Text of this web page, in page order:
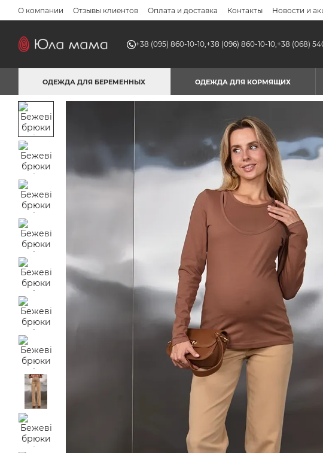
Перейти к основному контенту
О компании Отзывы клиентов Оплата и доставка Контакты Новости и
+38 (095) 860-10-10,+38 (096) 860-10-10,+38 (068)
ОДЕЖДА ДЛЯ БЕРЕМЕННЫХ ОДЕЖДА ДЛЯ КОРМЯЩИХ